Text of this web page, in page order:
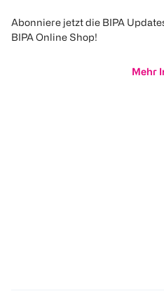
Abonniere jetzt die BIPA
BIPA Online Shop!
Mehr